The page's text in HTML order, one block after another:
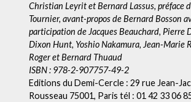
Christian Leyrit et Bernard Lassus, préface
Tournier, avant-propos de Bernard Bosson
participation de Jacques Beauchard, Pierre
Dixon Hunt, Yoshio Nakamura, Jean-Marie
Roger et Bernard Thuaud
ISBN : 978-2-907757-49-2
Editions du Demi-Cercle : 29 rue Jean-
Rousseau 75001, Paris tél : 01 42 33 06